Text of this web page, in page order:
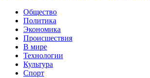
Общество
Политика
Экономика
Происшествия
В мире
Технологии
Культура
Спорт